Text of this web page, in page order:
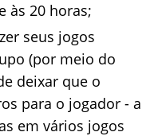
às 20 horas;
seus jogos
(por meio do
deixar que o
para o jogador - a
em vários jogos